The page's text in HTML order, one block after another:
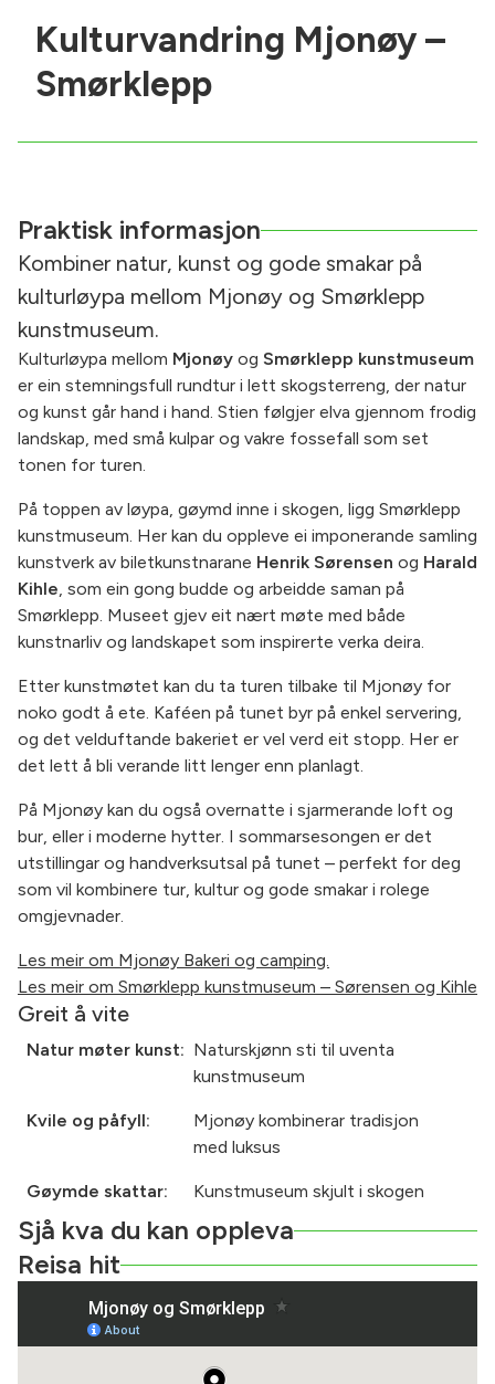
Kulturvandring Mjonøy –
Smørklepp
Praktisk informasjon
Kombiner natur, kunst og gode smakar på
kulturløypa mellom Mjonøy og Smørklepp
kunstmuseum.
Kulturløypa mellom Mjonøy og Smørklepp kunstmuseum
er ein stemningsfull rundtur i lett skogsterreng, der natur
og kunst går hand i hand. Stien følgjer elva gjennom frodig
landskap, med små kulpar og vakre fossefall som set
tonen for turen.
På toppen av løypa, gøymd inne i skogen, ligg Smørklepp
kunstmuseum. Her kan du oppleve ei imponerande samling
kunstverk av biletkunstnarane Henrik Sørensen og Harald
Kihle, som ein gong budde og arbeidde saman på
Smørklepp. Museet gjev eit nært møte med både
kunstnarliv og landskapet som inspirerte verka deira.
Etter kunstmøtet kan du ta turen tilbake til Mjonøy for
noko godt å ete. Kaféen på tunet byr på enkel servering,
og det velduftande bakeriet er vel verd eit stopp. Her er
det lett å bli verande litt lenger enn planlagt.
På Mjonøy kan du også overnatte i sjarmerande loft og
bur, eller i moderne hytter. I sommarsesongen er det
utstillingar og handverksutsal på tunet – perfekt for deg
som vil kombinere tur, kultur og gode smakar i rolege
omgjevnader.
Les meir om Mjonøy Bakeri og camping.
Les meir om Smørklepp kunstmuseum – Sørensen og Kihle
Greit å vite
Natur møter kunst: Naturskjønn sti til uventa
kunstmuseum
Kvile og påfyll:
Mjonøy kombinerar tradisjon
med luksus
Gøymde skattar: Kunstmuseum skjult i skogen
Sjå kva du kan oppleva
Reisa hit